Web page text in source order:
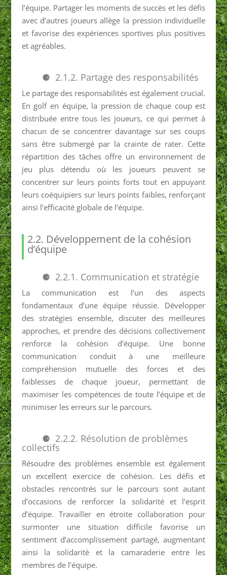
l’équipe. Partager les moments de succès et les défis
avec d’autres joueurs allège la pression individuelle
et favorise des expériences sportives plus positives
et agréables.
2.1.2. Partage des responsabilités
Le partage des responsabilités est également crucial.
En golf en équipe, la pression de chaque coup est
distribuée entre tous les joueurs, ce qui permet à
chacun de se concentrer davantage sur ses coups
sans être submergé par la crainte de rater. Cette
répartition des tâches offre un environnement de
jeu plus détendu où les joueurs peuvent se
concentrer sur leurs points forts tout en appuyant
leurs coéquipiers sur leurs points faibles, renforçant
ainsi l’efficacité globale de l’équipe.
2.2. Développement de la cohésion
d’équipe
2.2.1. Communication et stratégie
La communication est l’un des aspects
fondamentaux d’une équipe réussie. Développer
des stratégies ensemble, discuter des meilleures
approches, et prendre des décisions collectivement
renforce la cohésion d’équipe. Une bonne
communication conduit à une meilleure
compréhension mutuelle des forces et des
faiblesses de chaque joueur, permettant de
maximiser les compétences de toute l’équipe et de
minimiser les erreurs sur le parcours.
2.2.2. Résolution de problèmes
collectifs
Résoudre des problèmes ensemble est également
un excellent exercice de cohésion. Les défis et
obstacles rencontrés sur le parcours sont autant
d’occasions de renforcer la solidarité et l’esprit
d’équipe. Travailler en étroite collaboration pour
surmonter une situation difficile favorise un
sentiment d’accomplissement partagé, augmentant
ainsi la solidarité et la camaraderie entre les
membres de l’équipe.